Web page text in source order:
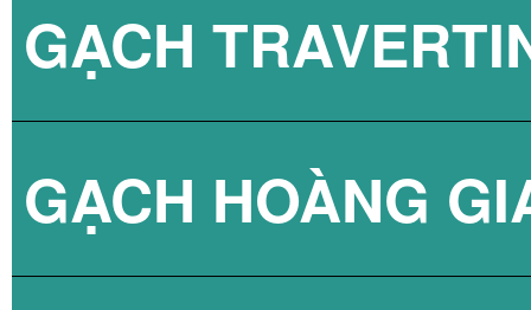
GẠCH
GẠCH HOÀNG